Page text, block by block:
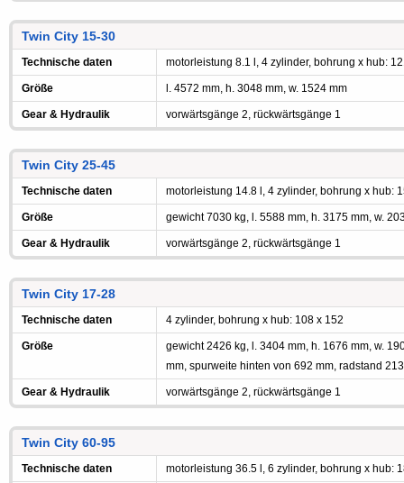
Twin City 15-30
Technische daten motorleistung 8.1 l, 4 zylinder, bohrung x hub:
Größe l. 4572 mm, h. 3048 mm, w. 1524 mm
Gear & Hydraulik vorwärtsgänge 2, rückwärtsgänge 1
Twin City 25-45
Technische daten motorleistung 14.8 l, 4 zylinder, bohrung x hub:
Größe gewicht 7030 kg, l. 5588 mm, h. 3175 mm, w.
Gear & Hydraulik vorwärtsgänge 2, rückwärtsgänge 1
Twin City 17-28
Technische daten 4 zylinder, bohrung x hub: 108 x 152
Größe
gewicht 2426 kg, l. 3404 mm, h. 1676 mm, w.
mm, spurweite hinten von 692 mm, radstand
Gear & Hydraulik vorwärtsgänge 2, rückwärtsgänge 1
Twin City 60-95
Technische daten motorleistung 36.5 l, 6 zylinder, bohrung x hub: